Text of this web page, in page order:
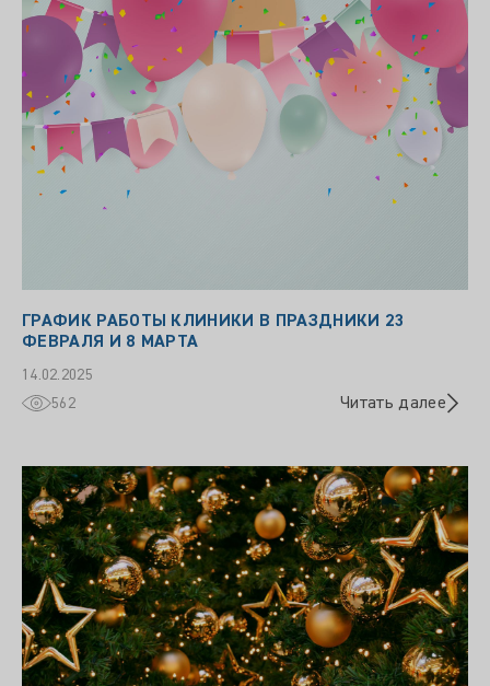
ГРАФИК РАБОТЫ КЛИНИКИ В ПРАЗДНИКИ 23
ФЕВРАЛЯ И 8 МАРТА
14.02.2025
562
Читать далее